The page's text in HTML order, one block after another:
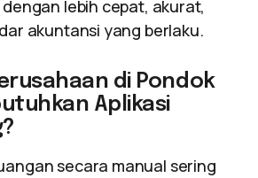
lebih cepat, akurat,
akuntansi yang berlaku.
di Pondok
Aplikasi
secara manual sering